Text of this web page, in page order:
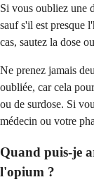
Si vous oubliez une
sauf s'il est presque
cas, sautez la dose
Ne prenez jamais
oubliée, car cela
ou de surdose. Si
médecin ou votre
Quand puis-je
l'opium ?